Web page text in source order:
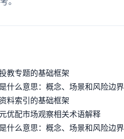
。
教专题的基础框架
什么意思：概念、场景和风险边界
料索引的基础框架
优配市场观察相关术语解释
什么意思：概念、场景和风险边界